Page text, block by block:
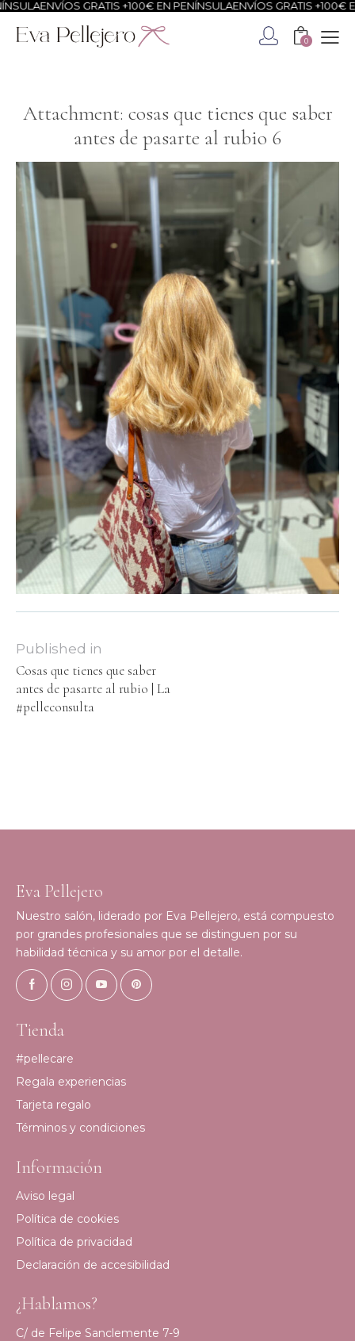
ENVÍOS GRATIS +100€ EN PENÍNSULA ENVÍOS GRATIS +100€
0
Attachment: cosas que tienes que saber
antes de pasarte al rubio 6
Published in
Cosas que tienes que saber
antes de pasarte al rubio | La
#pelleconsulta
Eva Pellejero
Nuestro salón, liderado por Eva Pellejero, está compuesto
por grandes profesionales que se distinguen por su
habilidad técnica y su amor por el detalle.
Tienda
#pellecare
Regala experiencias
Tarjeta regalo
Términos y condiciones
Información
Aviso legal
Política de cookies
Política de privacidad
Declaración de accesibilidad
¿Hablamos?
C/ de Felipe Sanclemente 7-9